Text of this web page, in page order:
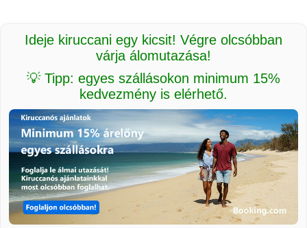
Ideje kiruccani egy kicsit! Végre olcsóbban
várja álomutazása!
💡 Tipp: egyes szállásokon minimum 15%
kedvezmény is elérhető.